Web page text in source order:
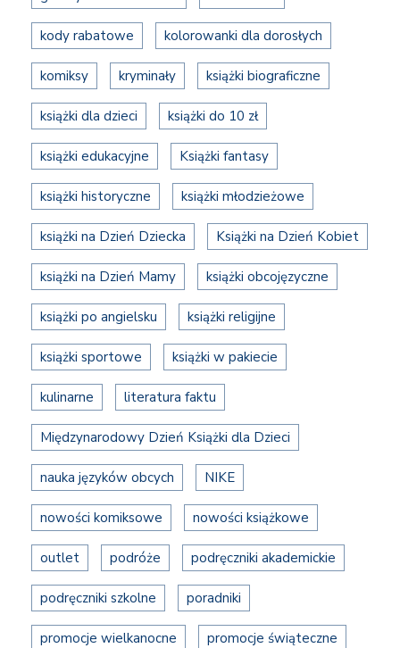
kody rabatowe kolorowanki dla dorosłych
komiksy kryminały książki biograficzne
książki dla dzieci książki do 10 zł
książki edukacyjne Książki fantasy
książki historyczne książki młodzieżowe
książki na Dzień Dziecka Książki na Dzień Kobiet
książki na Dzień Mamy książki obcojęzyczne
książki po angielsku książki religijne
książki sportowe książki w pakiecie
kulinarne literatura faktu
Międzynarodowy Dzień Książki dla Dzieci
nauka języków obcych NIKE
nowości komiksowe nowości książkowe
outlet podróże podręczniki akademickie
podręczniki szkolne poradniki
promocje wielkanocne promocje świąteczne